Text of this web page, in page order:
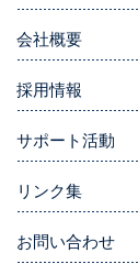
会社概要
採用情報
サポート活動
リンク集
お問い合わせ